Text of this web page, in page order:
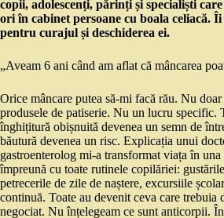
copii, adolescenți, părinți și specialiști
ori în cabinet persoane cu boala celiacă.
pentru curajul și deschiderea ei.
„Aveam 6 ani când am aflat că mâncarea
Orice mâncare putea să-mi facă rău. Nu
produsele de patiserie. Nu un lucru specific.
înghițitură obișnuită devenea un semn de
băutură devenea un risc. Explicația unui
gastroenterolog mi-a transformat viața în
împreună cu toate rutinele copilăriei:
petrecerile de zile de naștere, excursiile
continuă. Toate au devenit ceva care trebuia
negociat. Nu înțelegeam ce sunt anticorpii.